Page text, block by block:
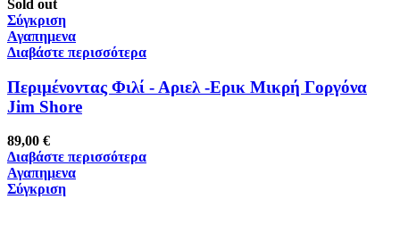
Sold out
Σύγκριση
Αγαπημενα
Διαβάστε περισσότερα
Περιμένοντας Φιλί - Αριελ -Ερικ Μικρή Γοργόνα
Jim Shore
89,00 €
Διαβάστε περισσότερα
Αγαπημενα
Σύγκριση